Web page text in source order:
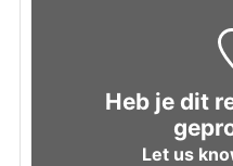
Heb je dit
Let us